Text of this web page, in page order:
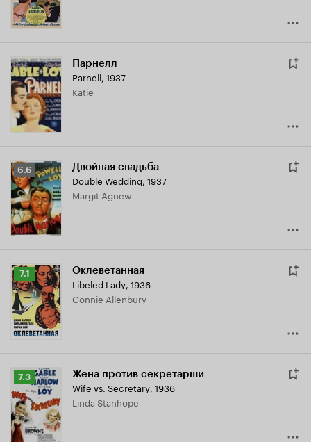
Парнелл
Parnell, 1937
Katie
Рейтинг
Кинопоиска
6.6
6.6 Двойная свадьба
Double Wedding, 1937
Margit Agnew
Рейтинг
Кинопоиска
7.1
7.1 Оклеветанная
Libeled Lady, 1936
Connie Allenbury
Рейтинг
Кинопоиска
7.3
7.3 Жена против секретарши
Wife vs. Secretary, 1936
Linda Stanhope